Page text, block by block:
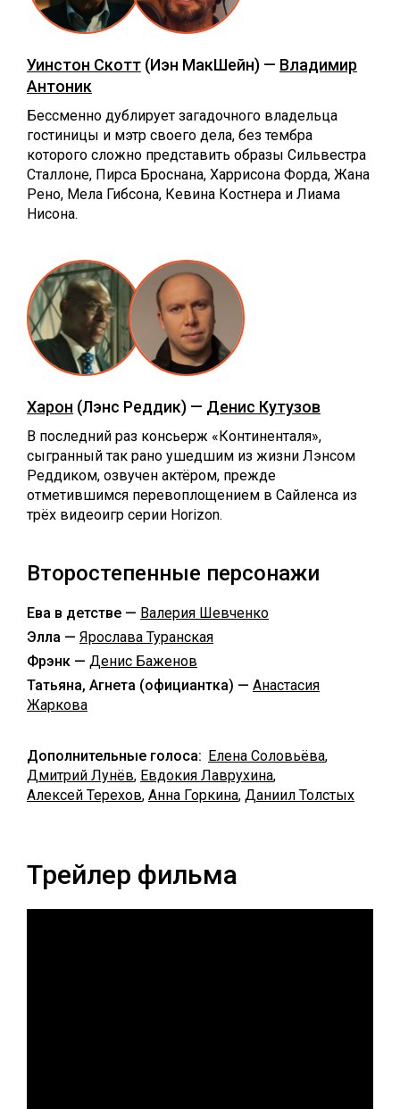
Уинстон Скотт (Иэн МакШейн) — Владимир
Антоник
Бессменно дублирует загадочного владельца
гостиницы и мэтр своего дела, без тембра
которого сложно представить образы Сильвестра
Сталлоне, Пирса Броснана, Харрисона Форда, Жана
Рено, Мела Гибсона, Кевина Костнера и Лиама
Нисона.
Харон (Лэнс Реддик) — Денис Кутузов
В последний раз консьерж «Континенталя»,
сыгранный так рано ушедшим из жизни Лэнсом
Реддиком, озвучен актёром, прежде
отметившимся перевоплощением в Сайленса из
трёх видеоигр серии Horizon.
Второстепенные персонажи
Ева в детстве — Валерия Шевченко
Элла — Ярослава Туранская
Фрэнк — Денис Баженов
Татьяна, Агнета (официантка) — Анастасия
Жаркова
Дополнительные голоса: Елена Соловьёва,
Дмитрий Лунёв, Евдокия Лаврухина,
Алексей Терехов, Анна Горкина, Даниил Толстых
Трейлер фильма